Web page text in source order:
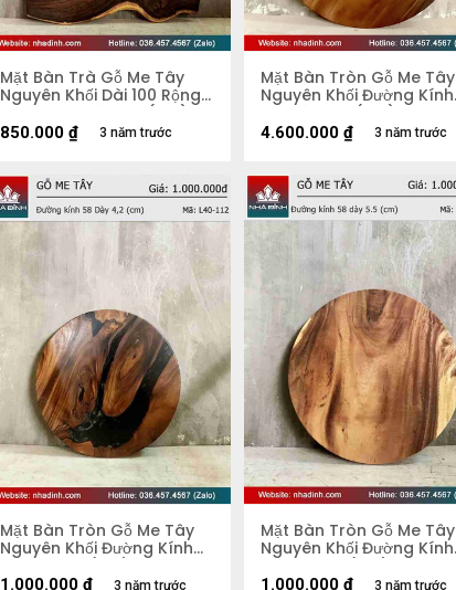
Mặt Bàn Trà Gỗ Me Tây
Nguyên Khối Dài 100 Rộng
67-44-90 Dày 2,8 (cm)
3 năm trước
850.000 ₫
Mặt Bàn Tròn Gỗ Me Tây
Nguyên Khối Đường Kính
103 Dày 4,5 (cm)
3 năm trước
4.600.000 ₫
Mặt Bàn Tròn Gỗ Me Tây
Nguyên Khối Đường Kính
58 Dày 4,2 (cm)
3 năm trước
1.000.000 ₫
Mặt Bàn Tròn Gỗ Me Tây
Nguyên Khối Đường Kính
58 Dày 5,5 (cm)
3 năm trước
1.000.000 ₫